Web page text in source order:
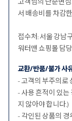
서 배송비를 차감
접수처: 서울 강남
워터맨 쇼핑몰 담
교환/반품/불가 사
- 고객의 부주의로
- 사용 흔적이 있는
지 않아야 합니다.)
- 각인된 상품의 경